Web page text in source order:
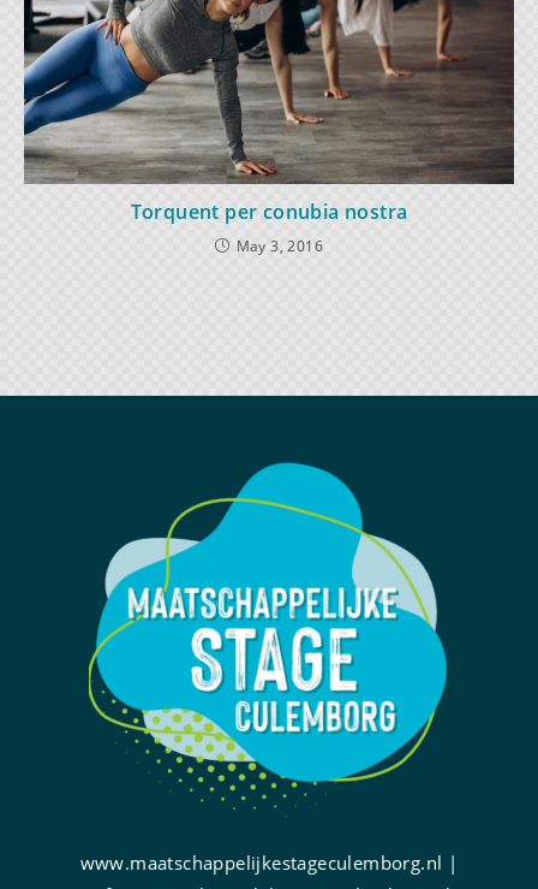
Torquent per conubia nostra
May 3, 2016
www.maatschappelijkestageculemborg.nl |